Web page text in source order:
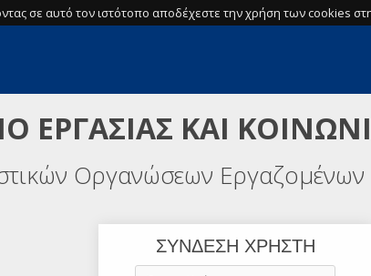
σε αυτό τον ιστότοπο αποδέχεστε την χρήση των cookies
ΕΡΓΑΣΙΑΣ ΚΑΙ
Οργανώσεων
ΣΥΝΔΕΣΗ ΧΡΗΣΤΗ